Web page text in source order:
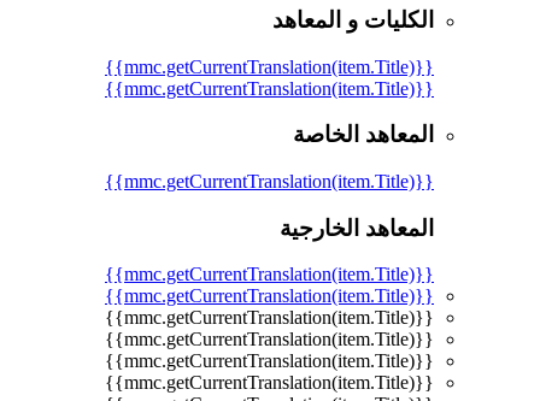
الكليات و المعاهد
{{mmc.getCurrentTranslation(item.Title)}}
{{mmc.getCurrentTranslation(item.Title)}}
المعاهد الخاصة
{{mmc.getCurrentTranslation(item.Title)}}
المعاهد الخارجية
{{mmc.getCurrentTranslation(item.Title)}}
{{mmc.getCurrentTranslation(item.Title)}}
{{mmc.getCurrentTranslation(item.Title)}}
{{mmc.getCurrentTranslation(item.Title)}}
{{mmc.getCurrentTranslation(item.Title)}}
{{mmc.getCurrentTranslation(item.Title)}}